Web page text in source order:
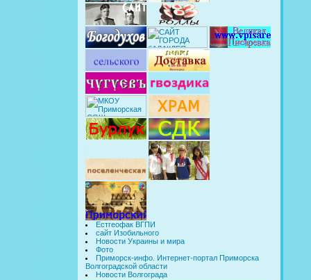
Естгеофак ВГПИ
сайт Изобильного
Новости Украины и мира
Фото
Приморск-инфо. Интернет-портал Приморска
Волгоградской области
Новости Волгограда